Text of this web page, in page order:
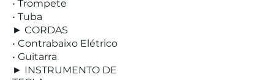
• Trompete
• Tuba
► CORDAS
• Contrabaixo Elétrico
• Guitarra
► INSTRUMENTO DE